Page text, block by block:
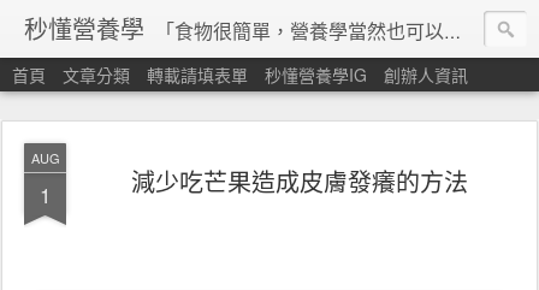
秒懂營養學 「食物很簡單，營養學當然也可以很秒懂」 本站由台灣營養師經營，非商業轉載請填寫
首頁 文章分類 轉載請填表單 秒懂營養學IG 創辦人資訊
AUG
1 減少吃芒果造成皮膚發癢的方法